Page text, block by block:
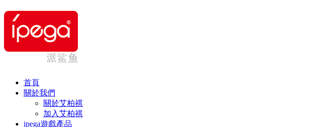
首頁
關於我們
關於艾柏祺
加入艾柏祺
ipega遊戲產品